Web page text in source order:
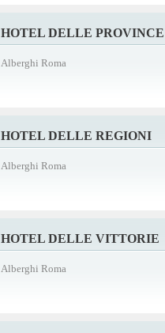
HOTEL DELLE PROVINCE
Alberghi Roma
HOTEL DELLE REGIONI
Alberghi Roma
HOTEL DELLE VITTORIE
Alberghi Roma